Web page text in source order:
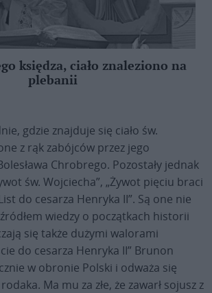
księdza, ciało znaleziono na
plebanii
gdzie znajduje się ciało św.
z rąk zabójców przez jego
Chrobrego. Pozostały jednak
św. Wojciecha”, „Żywot pięciu braci
do cesarza Henryka II”. Są one nie
wiedzy o początkach historii
się także dużymi walorami
do cesarza Henryka II” Brunon
w obronie Polski i odważa się
Ma mu za złe, że zawarł sojusz z